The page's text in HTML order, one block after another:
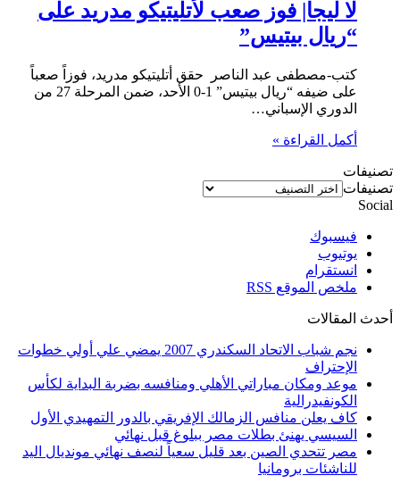
لا ليجا| فوز صعب لأتليتيكو مدريد على
“ريال بيتيس”
كتب-مصطفى عبد الناصر حقق أتليتيكو مدريد، فوزاً صعباً
على ضيفه “ريال بيتيس” 1-0 الأحد، ضمن المرحلة 27 من
الدوري الإسباني…
أكمل القراءة »
تصنيفات
تصنيفات
Social
فيسبوك
يوتيوب
انستقرام
ملخص الموقع RSS
أحدث المقالات
نجم شباب الاتحاد السكندري 2007 يمضي علي أولي خطوات
الإحتراف
موعد ومكان مباراتي الأهلي ومنافسه بضربة البداية لكأس
الكونفيدرالية
كاف يعلن منافس الزمالك الإفريقي بالدور التمهيدي الأول
السيسي يهنئ بطلات مصر ببلوغ قبل نهائي
مصر تتحدي الصين بعد قليل سعياً لنصف نهائي مونديال اليد
للناشئات برومانيا